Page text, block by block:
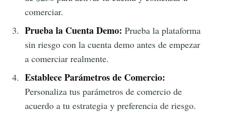
comerciar.
Prueba la Cuenta Demo: Prueba la plataforma
sin riesgo con la cuenta demo antes de empezar
a comerciar realmente.
Establece Parámetros de Comercio:
Personaliza tus parámetros de comercio de
acuerdo a tu estrategia y preferencia de riesgo.